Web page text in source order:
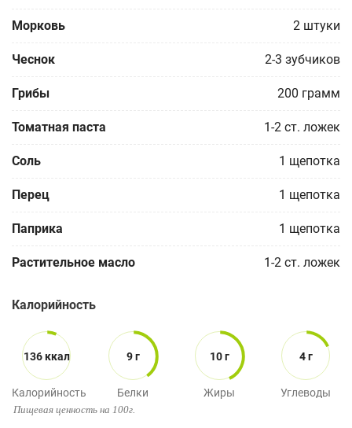
Морковь 2 штуки
Чеснок 2-3 зубчиков
Грибы 200 грамм
Томатная паста 1-2 ст. ложек
Соль 1 щепотка
Перец 1 щепотка
Паприка 1 щепотка
Растительное масло 1-2 ст. ложек
Калорийность
136 ккал
Калорийность
9 г
Белки
10 г
Жиры
4 г
Углеводы
Пищевая ценность на 100г.